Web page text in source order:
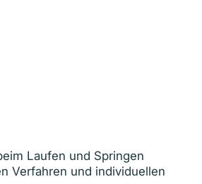
Laufen und Springen
Verfahren und individuellen